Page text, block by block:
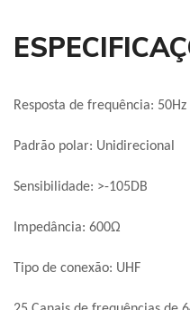
Resposta de frequência: 50Hz
Padrão polar: Unidirecional
Sensibilidade: >-105DB
Impedância: 600Ω
Tipo de conexão: UHF